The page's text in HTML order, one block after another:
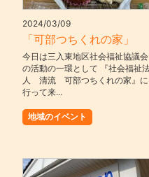
2024/03/09
「可部つちくれの家」
今日は三入東地区社会福祉協議会
の活動の一環として 『社会福祉
人 清流 可部つちくれの家』に
行って来...
地域のイベント